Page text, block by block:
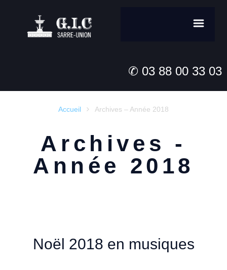
✆ 03 88 00 33 03
Accueil  Archives – Année 2018
Archives -
Année 2018
Noël 2018 en musiques